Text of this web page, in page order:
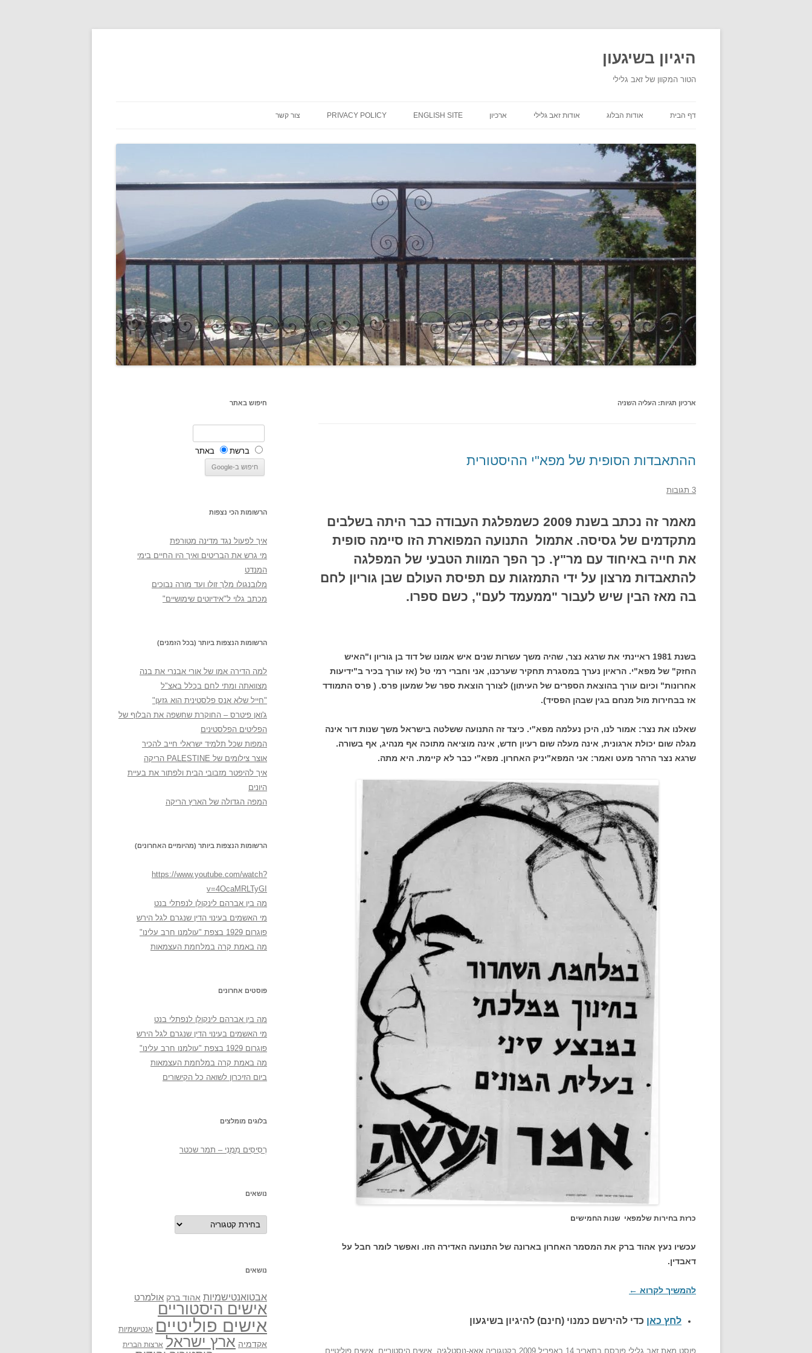
היגיון בשיגעון
הטור המקוון של זאב גלילי
דף הבית אודות הבלוג אודות זאב גלילי ארכיון ENGLISH SITE
PRIVACY POLICY צור קשר
ארכיון תגיות: העליה השניה
ההתאבדות הסופית של מפא"י ההיסטורית
3 תגובות
מאמר זה נכתב בשנת 2009 כשמפלגת העבודה כבר היתה בשלבים
מתקדמים של גסיסה. אתמול התנועה המפוארת הזו סיימה סופית
את חייה באיחוד עם מר"ץ. כך הפך המוות הטבעי של המפלגה
להתאבדות מרצון על ידי התמזגות עם תפיסת העולם שבן גוריון לחם
בה מאז הבין שיש לעבור "ממעמד לעם", כשם ספרו.
בשנת 1981 ראיינתי את שרגא נצר, שהיה משך עשרות שנים איש אמונו של דוד בן גוריון ו"האיש
החזק" של מפא"י. הראיון נערך במסגרת תחקיר שערכנו, אני וחברי רמי טל (אז עורך בכיר ב"ידיעות
אחרונות" וכיום עורך בהוצאת הספרים של העיתון) לצורך הוצאת ספר של שמעון פרס. ( פרס התמודד
אז בבחירות מול מנחם בגין שבהן הפסיד).
שאלנו את נצר: אמור לנו, היכן נעלמה מפא"י. כיצד זה התנועה ששלטה בישראל משך שנות דור אינה
מגלה שום יכולת ארגונית, אינה מעלה שום רעיון חדש, אינה מוציאה מתוכה אף מנהיג, אף בשורה.
שרגא נצר הרהר מעט ואמר: אני המפא"יניק האחרון. מפא"י כבר לא קיימת. היא מתה.
כרזת בחירות שלמפאי שנות החמישים
עכשיו נעץ אהוד ברק את המסמר האחרון בארונה של התנועה האדירה הזו. ואפשר לומר חבל על
דאבדין.
להמשיך לקרוא ←
לחץ כאן כדי להירשם כמנוי (חינם) להיגיון בשיגעון
פוסט מאת זאב גלילי פורסם בתאריך 14 באפריל 2009 בקטגוריה אאא-נוסטלגיה אישים היסטוריים אישים פוליטיים
חיפוש באתר
ברשת באתר
הרשומות הכי נצפות
איך לפעול נגד מדינה מטורפת
מי גרש את הבריטים ואיך היו החיים בימי
המנדט
מלובנגולו מלך זולו ועד מורה נבוכים
מכתב גלוי ל"אידיוטים שימושיים"
הרשומות הנצפות ביותר (בכל הזמנים)
למה הדירה אמו של אורי אבנרי את בנה
מצוואתה ומתי לחם בכלל באצ"ל
"חייל שלא אנס פלסטינית הוא גזען"
ג'ואן פיטרס – החוקרת שחשפה את הבלוף של
הפליטים הפלסטינים
המפות שכל תלמיד ישראלי חייב להכיר
אוצר צילומים של PALESTINE הריקה
איך להיפטר מזבובי הבית ולפתור את בעיית
היונים
המפה הגדולה של הארץ הריקה
הרשומות הנצפות ביותר (מהיומיים האחרונים)
https://www.youtube.com/watch?
v=4OcaMRLTyGI
מה בין אברהם לינקולן לנפתלי בנט
מי האשמים בעינוי הדין שנגרם לגל הירש
פוגרום 1929 בצפת "עולמנו חרב עלינו"
מה באמת קרה במלחמת העצמאות
פוסטים אחרונים
מה בין אברהם לינקולן לנפתלי בנט
מי האשמים בעינוי הדין שנגרם לגל הירש
פוגרום 1929 בצפת "עולמנו חרב עלינו"
מה באמת קרה במלחמת העצמאות
ביום הזיכרון לשואה כל הקישורים
בלוגים מומלצים
רְסִיסִים מִמֶנִי – תמר שכטר
נושאים
נושאים
נושאים
אבטואנטישמיות אהוד ברק אולמרט
אישים היסטוריים
אישים פוליטיים אנטישמיות
אקדמיה ארץ ישראל ארצות הברית